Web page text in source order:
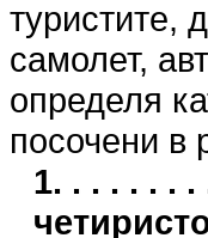
туристите,
самолет,
определя
посочени в
1. . . . . . .